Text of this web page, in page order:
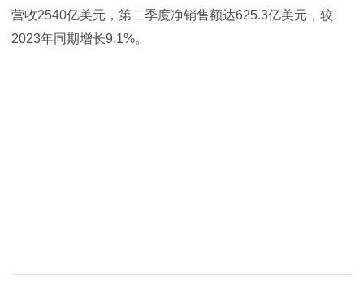
营收2540亿美元，第二季度净销售额达625.3亿美元，较
2023年同期增长9.1%。